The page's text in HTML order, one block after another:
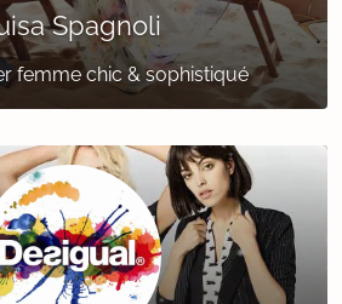
Spagnoli
femme chic & sophistiqué